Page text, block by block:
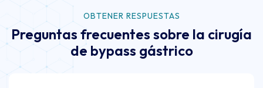
OBTENER RESPUESTAS
Preguntas frecuentes sobre la cirugía
de bypass gástrico